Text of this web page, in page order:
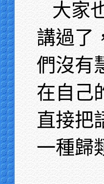
大家
講過了
們沒有
在自己
直接把
一種歸